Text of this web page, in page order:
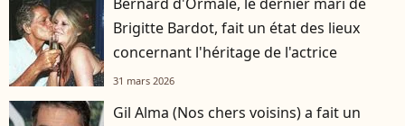
Brigitte Bardot, fait un état des lieux
concernant l'héritage de l'actrice
31 mars 2026
Gil Alma (Nos chers voisins) a fait un